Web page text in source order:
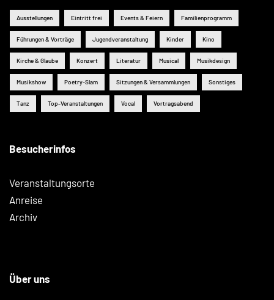
Ausstellungen Eintritt frei Events & Feiern Familienprogramm
Führungen & Vorträge Jugendveranstaltung Kinder Kino
Kirche & Glaube Konzert Literatur Musical Musikdesign
Musikshow Poetry-Slam Sitzungen & Versammlungen Sonstiges
Tanz Top-Veranstaltungen Vocal Vortragsabend
Besucherinfos
Veranstaltungsorte
Anreise
Archiv
Über uns